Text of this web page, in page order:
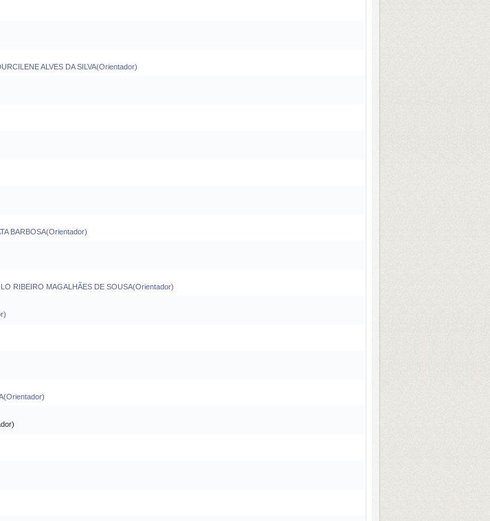
ALVES DA SILVA(Orientador)
BARBOSA(Orientador)
RIBEIRO MAGALHÃES DE SOUSA(Orientador)